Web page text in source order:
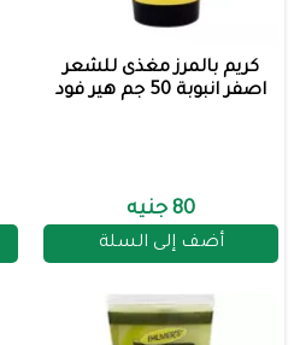
كريم بالمرز مغذى للشعر
اصفر انبوبة 50 جم هير فود
80 جنيه
أضف إلى السلة